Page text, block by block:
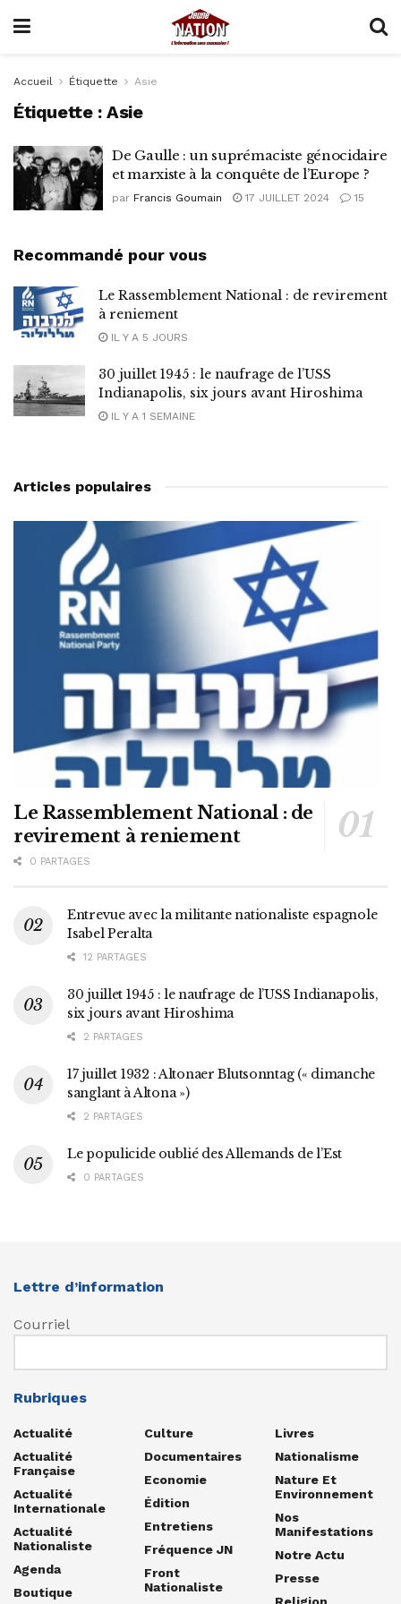
Accueil Étiquette Asie
Étiquette :Asie
De Gaulle : un suprémaciste génocidaire
et marxiste à la conquête de l’Europe ?
par Francis Goumain 17 JUILLET 2024 15
Recommandé pour vous
Le Rassemblement National : de revirement
à reniement
IL Y A 5 JOURS
30 juillet 1945 : le naufrage de l’USS
Indianapolis, six jours avant Hiroshima
IL Y A 1 SEMAINE
Articles populaires
Le Rassemblement National : de
revirement à reniement
0 PARTAGES
Entrevue avec la militante nationaliste espagnole
Isabel Peralta
12 PARTAGES
30 juillet 1945 : le naufrage de l’USS Indianapolis,
six jours avant Hiroshima
2 PARTAGES
17 juillet 1932 : Altonaer Blutsonntag (« dimanche
sanglant à Altona »)
2 PARTAGES
Le populicide oublié des Allemands de l’Est
0 PARTAGES
Lettre d’information
Courriel
Rubriques
Actualité
Actualité
Française
Actualité
Internationale
Actualité
Nationaliste
Agenda
Boutique
Culture
Documentaires
Economie
Édition
Entretiens
Fréquence JN
Front
Nationaliste
Livres
Nationalisme
Nature Et
Environnement
Nos
Manifestations
Notre Actu
Presse